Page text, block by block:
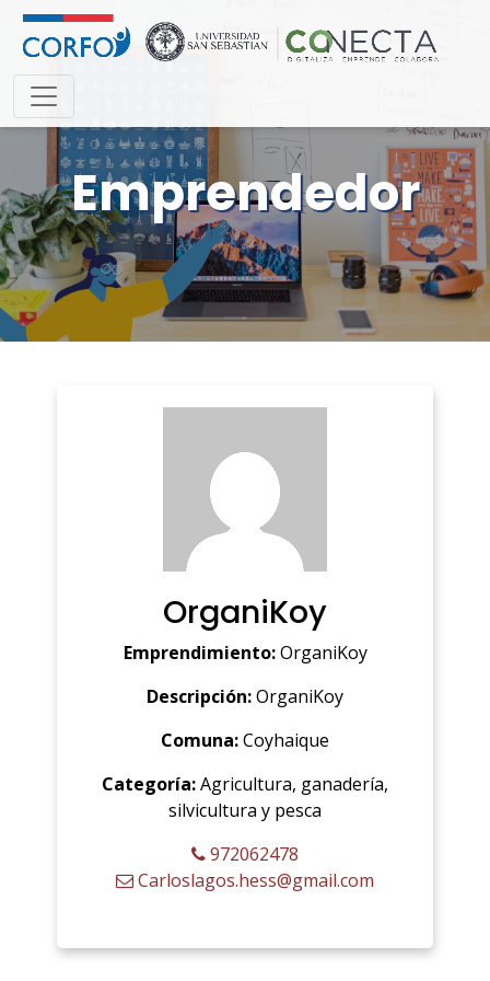
Emprendedor
OrganiKoy
Emprendimiento:OrganiKoy
Descripción:OrganiKoy
Comuna:Coyhaique
Categoría:Agricultura, ganadería,
silvicultura y pesca
972062478
Carloslagos.hess@gmail.com